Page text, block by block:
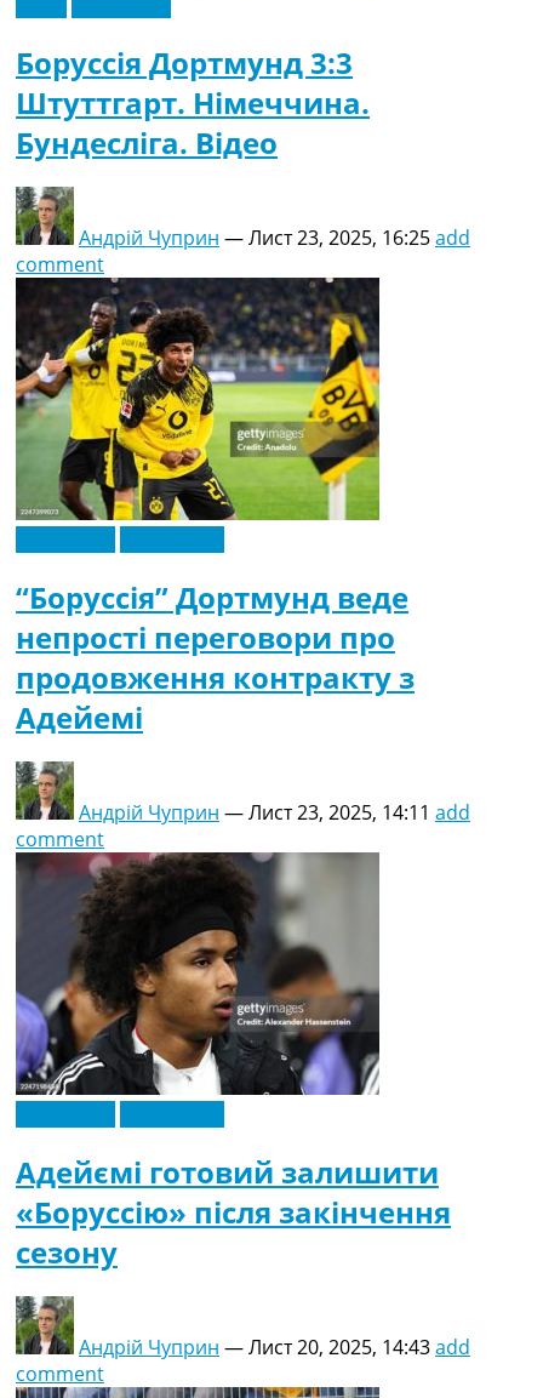
Боруссія Дортмунд 3:3
Штуттгарт. Німеччина.
Бундесліга. Відео
Андрій Чуприн —Лист 23, 2025, 16:25add
comment
“Боруссія” Дортмунд веде
непрості переговори про
продовження контракту з
Адейемі
Андрій Чуприн —Лист 23, 2025, 14:11 add
comment
Адейємі готовий залишити
«Боруссію» після закінчення
сезону
Андрій Чуприн —Лист 20, 2025, 14:43add
comment